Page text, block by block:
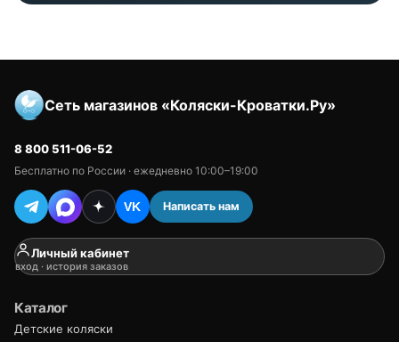
Сеть магазинов «Коляски-Кроватки.Ру»
8 800 511-06-52
Бесплатно по России · ежедневно 10:00–19:00
VK Написать нам
Личный кабинет
вход · история заказов
Каталог
Детские коляски